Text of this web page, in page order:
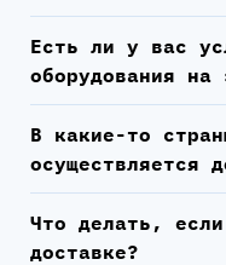
Есть ли у вас
оборудования на
В какие-то
осуществляется
Что делать,
доставке?